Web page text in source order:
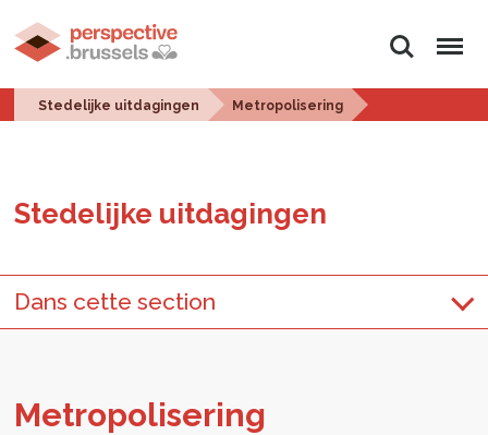
Zoeken Menu
Stedelijke uitdagingen Metropolisering
Ste­de­lij­ke uit­da­gin­gen
Dans cette section
Me­tro­po­li­se­ring